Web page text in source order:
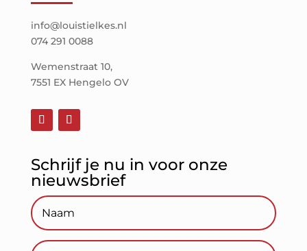
info@louistielkes.nl
074 291 0088
Wemenstraat 10,
7551 EX Hengelo OV
Schrijf je nu in voor onze
nieuwsbrief